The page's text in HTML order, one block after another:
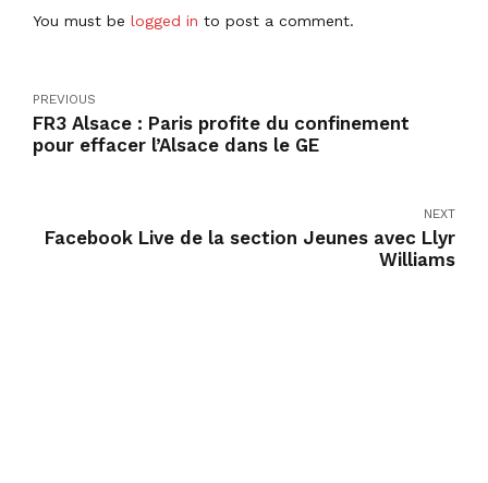
You must be logged in to post a comment.
PREVIOUS
FR3 Alsace : Paris profite du confinement
pour effacer l’Alsace dans le GE
NEXT
Facebook Live de la section Jeunes avec Llyr
Williams